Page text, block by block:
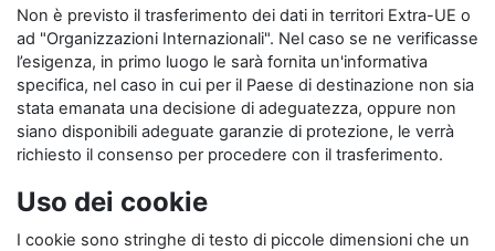
Non è previsto il trasferimento dei dati in territori Extra-UE o
ad "Organizzazioni Internazionali". Nel caso se ne verificasse
l’esigenza, in primo luogo le sarà fornita un'informativa
specifica, nel caso in cui per il Paese di destinazione non sia
stata emanata una decisione di adeguatezza, oppure non
siano disponibili adeguate garanzie di protezione, le verrà
richiesto il consenso per procedere con il trasferimento.
Uso dei cookie
I cookie sono stringhe di testo di piccole dimensioni che un